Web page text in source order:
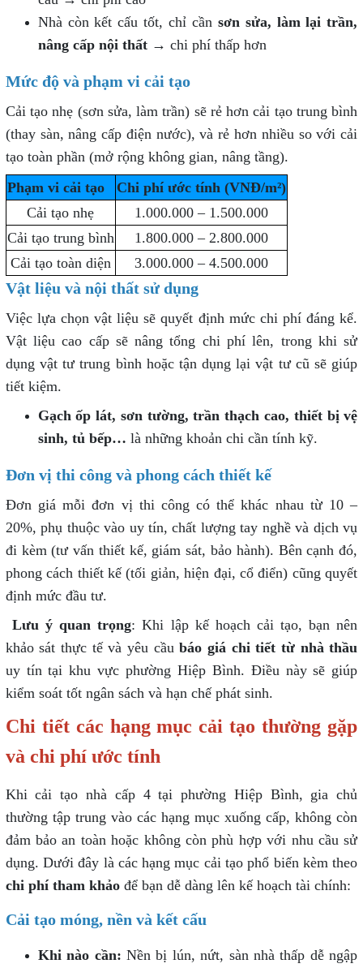
Nhà còn kết cấu tốt, chỉ cần sơn sửa, làm lại trần,
nâng cấp nội thất→ chi phí thấp hơn
Mức độ và phạm vi cải tạo
Cải tạo nhẹ (sơn sửa, làm trần) sẽ rẻ hơn cải tạo trung bình
(thay sàn, nâng cấp điện nước), và rẻ hơn nhiều so với cải
tạo toàn phần (mở rộng không gian, nâng tầng).
Phạm vi cải tạo
Chi phí ước tính (VNĐ/m²)
Cải tạo nhẹ
1.000.000 – 1.500.000
Cải tạo trung bình
1.800.000 – 2.800.000
Cải tạo toàn diện
3.000.000 – 4.500.000
Vật liệu và nội thất sử dụng
Việc lựa chọn vật liệu sẽ quyết định mức chi phí đáng kể.
Vật liệu cao cấp sẽ nâng tổng chi phí lên, trong khi sử
dụng vật tư trung bình hoặc tận dụng lại vật tư cũ sẽ giúp
tiết kiệm.
Gạch ốp lát, sơn tường, trần thạch cao, thiết bị vệ
sinh, tủ bếp… là những khoản chi cần tính kỹ.
Đơn vị thi công và phong cách thiết kế
Đơn giá mỗi đơn vị thi công có thể khác nhau từ 10 –
20%, phụ thuộc vào uy tín, chất lượng tay nghề và dịch vụ
đi kèm (tư vấn thiết kế, giám sát, bảo hành). Bên cạnh đó,
phong cách thiết kế (tối giản, hiện đại, cổ điển) cũng quyết
định mức đầu tư.
Lưu ý quan trọng: Khi lập kế hoạch cải tạo, bạn nên
khảo sát thực tế và yêu cầubáo giá chi tiết từ nhà thầu
uy tín tại khu vực phường Hiệp Bình. Điều này sẽ giúp
kiểm soát tốt ngân sách và hạn chế phát sinh.
Chi tiết các hạng mục cải tạo thường gặp
và chi phí ước tính
Khi cải tạo nhà cấp 4 tại phường Hiệp Bình, gia chủ
thường tập trung vào các hạng mục xuống cấp, không còn
đảm bảo an toàn hoặc không còn phù hợp với nhu cầu sử
dụng. Dưới đây là các hạng mục cải tạo phổ biến kèm theo
chi phí tham khảođể bạn dễ dàng lên kế hoạch tài chính:
Cải tạo móng, nền và kết cấu
Khi nào cần: Nền bị lún, nứt, sàn nhà thấp dễ ngập